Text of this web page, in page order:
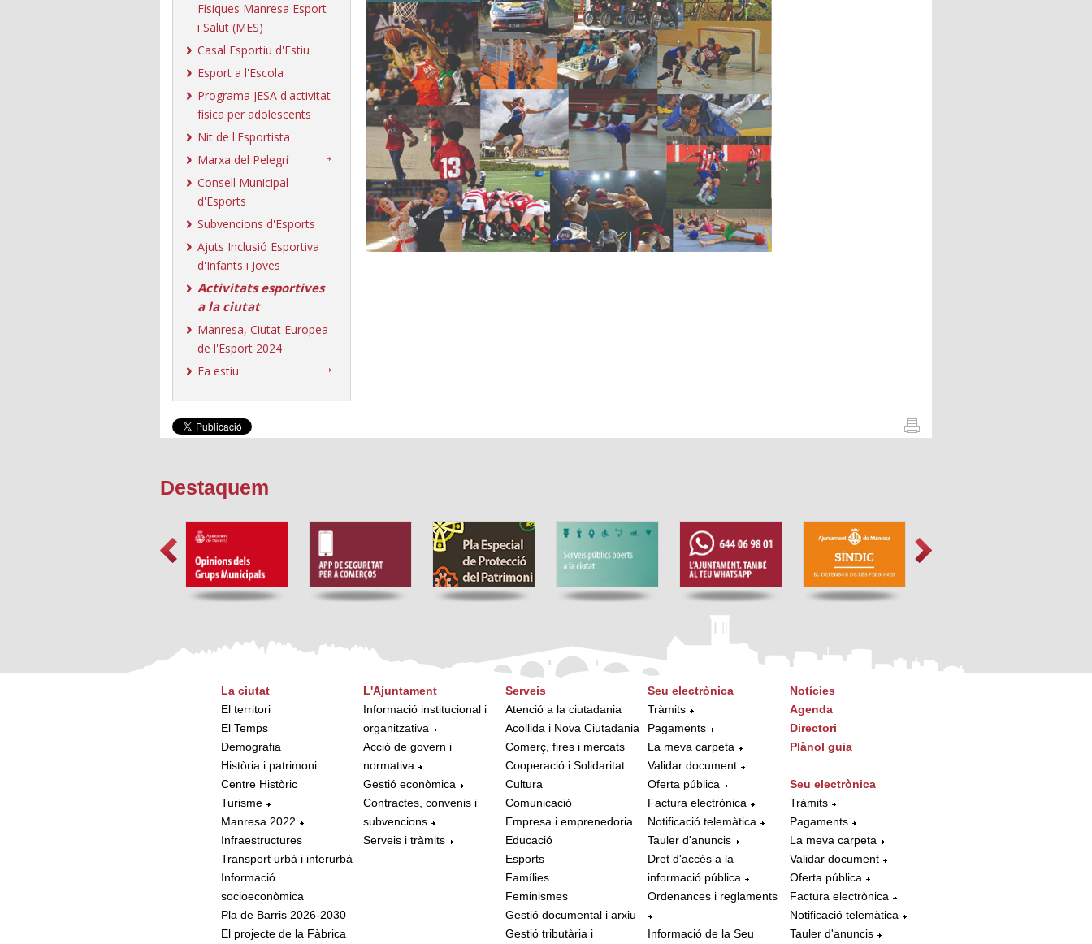
Físiques Manresa Esport
i Salut (MES)
Casal Esportiu d'Estiu
Esport a l'Escola
Programa JESA d'activitat
física per adolescents
Nit de l'Esportista
Marxa del Pelegrí
Consell Municipal
d'Esports
Subvencions d'Esports
Ajuts Inclusió Esportiva
d'Infants i Joves
Activitats esportives
a la ciutat
Manresa, Ciutat Europea
de l'Esport 2024
Fa estiu
Destaquem
La ciutat
El territori
El Temps
Demografia
Història i patrimoni
Centre Històric
Turisme
Manresa 2022
Infraestructures
Transport urbà i interurbà
Informació
socioeconòmica
Pla de Barris 2026-2030
El projecte de la Fàbrica
L'Ajuntament
Informació institucional i
organitzativa
Acció de govern i
normativa
Gestió econòmica
Contractes, convenis i
subvencions
Serveis i tràmits
Serveis
Atenció a la ciutadania
Acollida i Nova Ciutadania
Comerç, fires i mercats
Cooperació i Solidaritat
Cultura
Comunicació
Empresa i emprenedoria
Educació
Esports
Famílies
Feminismes
Gestió documental i arxiu
Gestió tributària i
Seu electrònica
Tràmits
Pagaments
La meva carpeta
Validar document
Oferta pública
Factura electrònica
Notificació telemàtica
Tauler d'anuncis
Dret d'accés a la
informació pública
Ordenances i reglaments
Informació de la Seu
Notícies
Agenda
Directori
Plànol guia
Seu electrònica
Tràmits
Pagaments
La meva carpeta
Validar document
Oferta pública
Factura electrònica
Notificació telemàtica
Tauler d'anuncis